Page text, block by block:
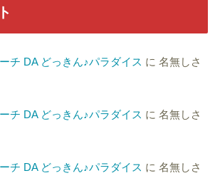
チ DA どっきん♪パラダイス に 名無しさ
チ DA どっきん♪パラダイス に 名無しさ
チ DA どっきん♪パラダイス に 名無しさ